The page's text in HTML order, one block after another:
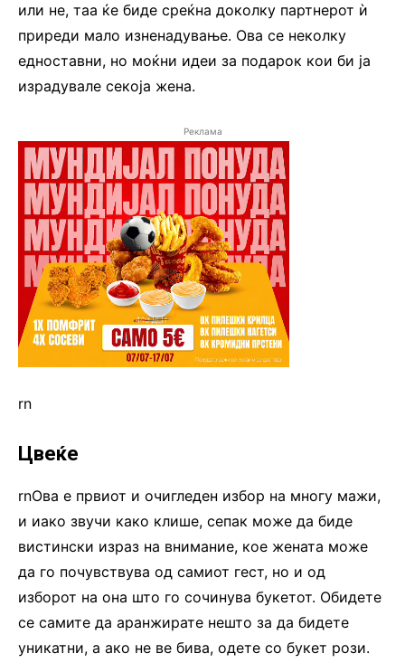
или не, таа ќе биде среќна доколку партнерот ѝ
приреди мало изненадување. Ова се неколку
едноставни, но моќни идеи за подарок кои би ја
израдувале секоја жена.
Реклама
rn
Цвеќе
rnОва е првиот и очигледен избор на многу мажи,
и иако звучи како клише, сепак може да биде
вистински израз на внимание, кое жената може
да го почувствува од самиот гест, но и од
изборот на она што го сочинува букетот. Обидете
се самите да аранжирате нешто за да бидете
уникатни, а ако не ве бива, одете со букет рози.